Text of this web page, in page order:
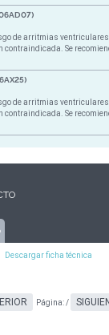
de arritmias ventriculares.
contraindicada. Se
de arritmias ventriculares.
contraindicada. Se
Descargar ficha técnica
Página:/